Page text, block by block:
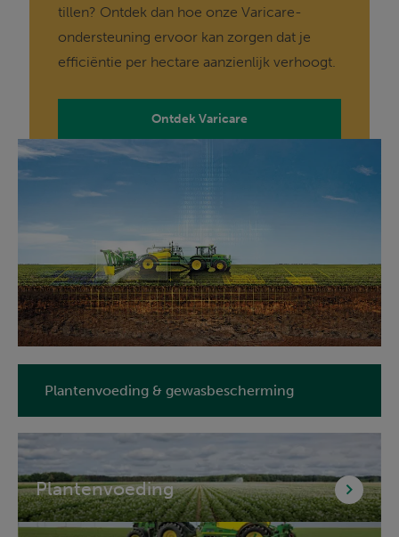
tillen? Ontdek dan hoe onze Varicare-
ondersteuning ervoor kan zorgen dat je
efficiëntie per hectare aanzienlijk verhoogt.
Ontdek Varicare
Plantenvoeding & gewasbescherming
Plantenvoeding